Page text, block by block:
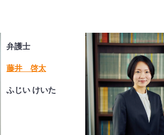
弁護士
藤井 啓太
ふじい けいた